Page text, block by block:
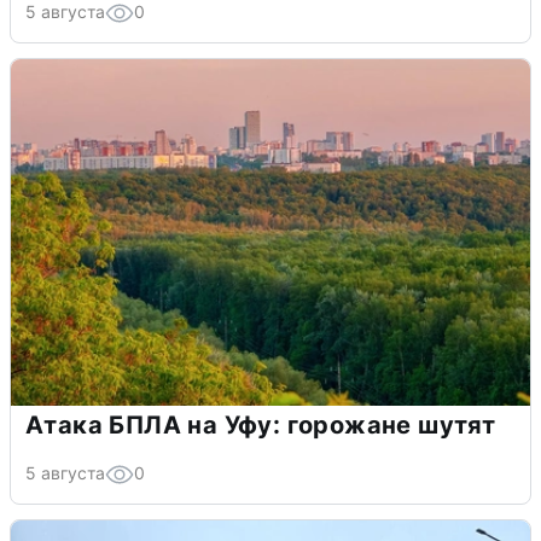
5 августа 0
Атака БПЛА на Уфу: горожане шутят
5 августа 0